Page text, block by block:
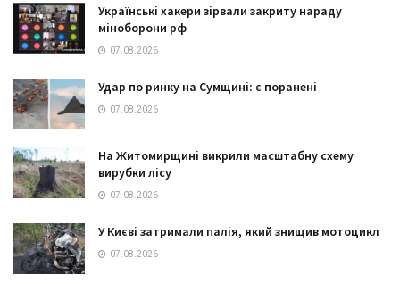
Українські хакери зірвали закриту нараду
міноборони рф
07.08.2026
Удар по ринку на Сумщині: є поранені
07.08.2026
На Житомирщині викрили масштабну схему
вирубки лісу
07.08.2026
У Києві затримали палія, який знищив мотоцикл
07.08.2026